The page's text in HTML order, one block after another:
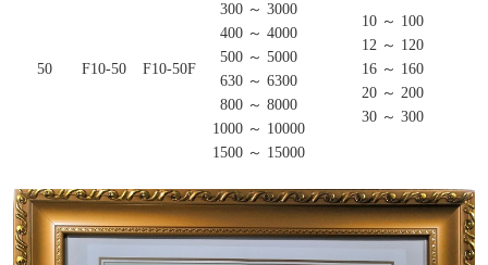
50 F10-50 F10-50F
300 ～ 3000
400 ～ 4000
500 ～ 5000
630 ～ 6300
800 ～ 8000
1000 ～ 10000
1500 ～ 15000
10 ～ 100
12 ～ 120
16 ～ 160
20 ～ 200
30 ～ 300